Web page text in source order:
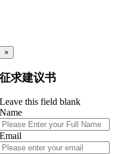
×
征求建议书
Leave this field blank
Name
Email